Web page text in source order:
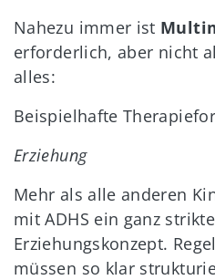
Nahezu immer ist
erforderlich, aber nicht
alles:
Beispielhafte
Erziehung
Mehr als alle anderen
mit ADHS ein ganz
Erziehungskonzept.
müssen so klar